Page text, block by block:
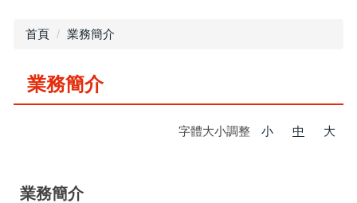
首頁 業務簡介
業務簡介
字體大小調整 小 中 大
業務簡介